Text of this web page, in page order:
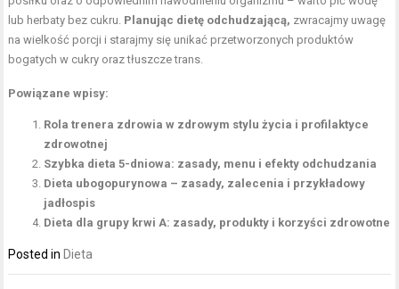
lub herbaty bez cukru. Planując dietę odchudzającą, zwracajmy uwagę
na wielkość porcji i starajmy się unikać przetworzonych produktów
bogatych w cukry oraz tłuszcze trans.
Powiązane wpisy:
Rola trenera zdrowia w zdrowym stylu życia i profilaktyce
zdrowotnej
Szybka dieta 5-dniowa: zasady, menu i efekty odchudzania
Dieta ubogopurynowa – zasady, zalecenia i przykładowy
jadłospis
Dieta dla grupy krwi A: zasady, produkty i korzyści zdrowotne
Posted in Dieta